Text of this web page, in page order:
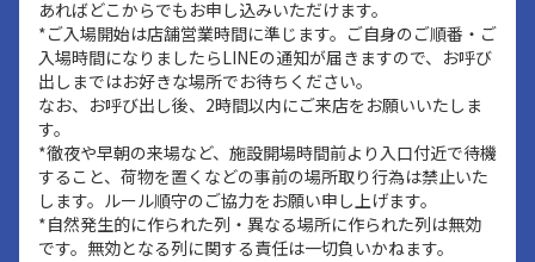
あればどこからでもお申し込みいただけます。
*ご入場開始は店舗営業時間に準じます。ご自身のご順番・ご
入場時間になりましたらLINEの通知が届きますので、お呼び
出しまではお好きな場所でお待ちください。
なお、お呼び出し後、2時間以内にご来店をお願いいたしま
す。
*徹夜や早朝の来場など、施設開場時間前より入口付近で待機
すること、荷物を置くなどの事前の場所取り行為は禁止いた
します。ルール順守のご協力をお願い申し上げます。
*自然発生的に作られた列・異なる場所に作られた列は無効
です。無効となる列に関する責任は一切負いかねます。